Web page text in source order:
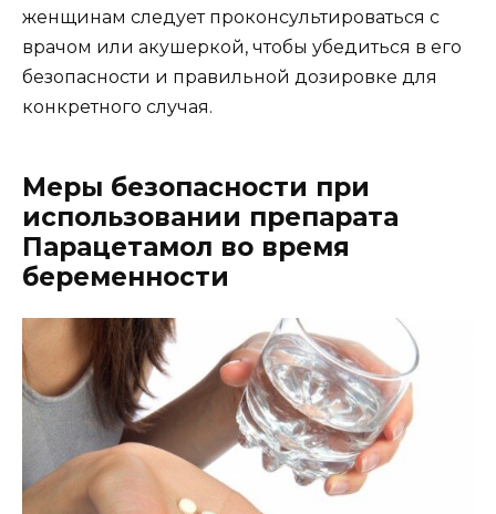
женщинам следует проконсультироваться с
врачом или акушеркой, чтобы убедиться в его
безопасности и правильной дозировке для
конкретного случая.
Меры безопасности при
использовании препарата
Парацетамол во время
беременности